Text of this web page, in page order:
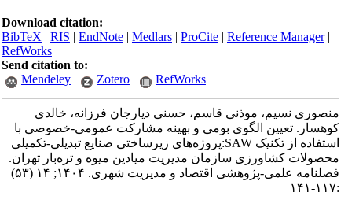
Download citation:
BibTeX|RIS|EndNote|Medlars|ProCite|Reference Manager
RefWorks
Send citation to:
Mendeley
Zotero RefWorks
منصوری نسیم، موذنی قاسم، حسنی دیارجان فرزانه، خالدی
کوهسار. تعیین الگوی بومی و بهینه مشارکت عمومی-خصوصی با
استفاده از تکنیک SAW:پروژه‌های زیرساختی صنایع تبدیلی-تکمیلی
محصولات کشاورزی سازمان مدیریت میادین میوه و تره‌بار تهران.
فصلنامه علمی-پژوهشی اقتصاد و مدیریت شهری. ۱۴۰۴; ۱۴ (۵۳)